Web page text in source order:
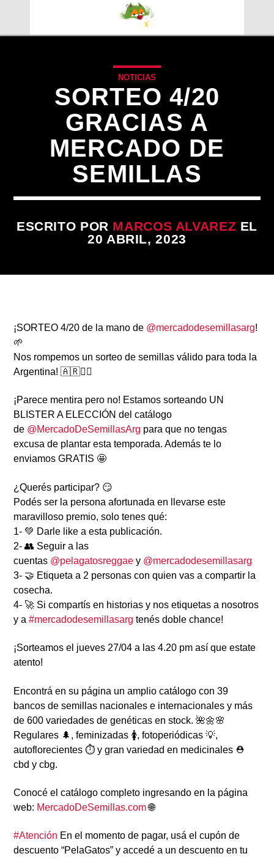
CANCIÓN ACTUAL
Radio
NOTICIAS
SORTEO 4/20
GRACIAS A
MERCADO DE
SEMILLAS
ESCRITO POR MARCOS ALVAREZ EL
20 ABRIL, 2023
¡SORTEO 4/20 de la mano de @mercadodesemillasarg!
🌱
Nos rompemos un sorteo de semillas válido para toda la
Argentina! 🇦🇷✊🏾
¡Parece mentira pero no! Estamos sorteando UN
BLISTER A ELECCIÓN del catálogo
de @MercadoDeSemillasArg para que no tengas
excusa de plantar esta temporada. Además te lo
enviamos GRATIS 🤩
¿Querés participar? 😏
Podés ser la persona afortunada en llevarse este
maravilloso premio, solo tenes qué:
1- 💚 Darle like a esta publicación.
2- 👥 Seguir a las
cuentas @pelagatosreggae y @mercadodesemillasarg
3- 🤝 Etiqueta a 2 personas con quien vas a compartir la
cosecha.
4- 🚀 Si compartís en historias y nos etiquetas a nosotros
y a#mercadodesemillasarg tenés doble chance!
¡Sorteamos el jueves 27/04 a las 4.20 pm así que estate
atento!
Encontrá en su página un amplio catálogo con 39
bancos de semillas nacionales e internacionales y más
de 600 variedades de genéticas en stock. 🌺🌼🌸
Regulares 🌲, feminizadas 🚺, fotoperiódicas 💡,
autoflorecientes ⏱ y gran variedad en medicinales ⛑
cbd y cbg.
Conocé el catálogo completo ingresando en la página
web: MercadoDeSemillas.com🌐
#Atención En el momento de pagar, usá el cupón de
descuento “PelaGatos” y accedé a un descuento en tu